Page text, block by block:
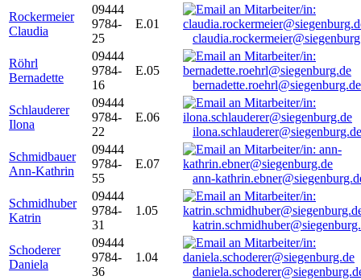
Rockermeier
Claudia
09444
9784-
25
E.01
Röhrl
Bernadette
09444
9784-
16
E.05
bernadette.roehrl@siegenburg.de
Schlauderer
Ilona
09444
9784-
22
E.06
ilona.schlauderer@siegenburg.de
Schmidbauer
Ann-Kathrin
09444
9784-
55
E.07
ann-
Schmidhuber
Katrin
09444
9784-
31
1.05
Schoderer
Daniela
09444
9784-
36
1.04